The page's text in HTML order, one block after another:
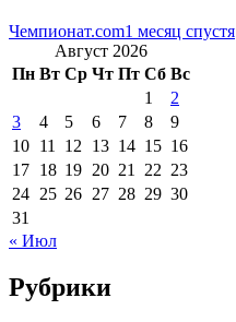
Чемпионат.com1 месяц спустя
Август 2026
Пн Вт Ср Чт Пт Сб Вс
1
2
3
4 5 6 7 8
9
10 11 12 13 14 15 16
17 18 19 20 21 22 23
24 25 26 27 28 29 30
31
« Июл
Рубрики